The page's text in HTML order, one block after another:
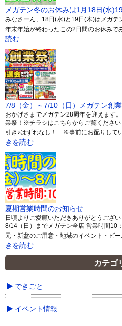
メガテン冬のお休みは1月18日(水
みなさーん、18日(水)と19日(木)はメガテ
年末年始が終わったこの2日間のお休みで
読む
7/8（金）～7/10（日）メガテン創
おかげさまでメガテン28周年を迎えます
業祭！※チラシはこちらからご覧くださ
引き♪はずれなし！ ※事前にお配りして
きを読む
夏期営業時間のお知らせ
日頃よりご愛顧いただきありがとうござ
8/14（日）までメガテン全店 営業時間10
元・新盆のご用意・地域のイベント・ビ
きを読む
カテゴ
できごと
イベント情報